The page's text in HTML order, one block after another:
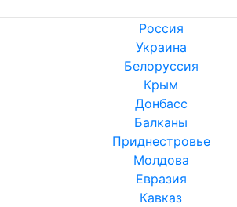
Россия
Украина
Белоруссия
Крым
Донбасс
Балканы
Приднестровье
Молдова
Евразия
Кавказ